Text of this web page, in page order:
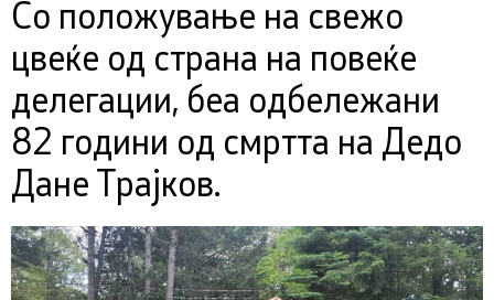
Со положување на свежо
цвеќе од страна на повeќе
делегации, беа одбележани
82 години од смртта на Дедо
Дане Трајков.